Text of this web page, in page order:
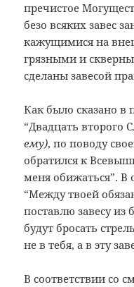
пречистое
безо всяких завес
кажущимися на
грязными и
сделаны завесой
Как было сказано в
“Двадцать второго
ему), по поводу
обратился к
меня обижаться”. В
“Между твоей
поставлю завесу
будут бросать
не в тебя, а в эту
В соответствии со